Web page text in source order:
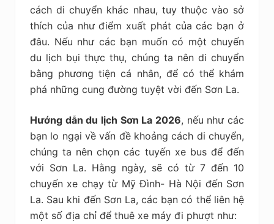
cách di chuyển khác nhau, tuy thuộc vào sở
thích của như điểm xuất phát của các bạn ở
đâu. Nếu như các bạn muốn có một chuyến
du lịch bụi thực thụ, chúng ta nên di chuyển
bằng phương tiện cá nhân, để có thể khám
phá những cung đường tuyệt vời đến Sơn La.
Hướng dẫn du lịch Sơn La 2026, nếu như các
bạn lo ngại về vấn đề khoảng cách di chuyển,
chúng ta nên chọn các tuyến xe bus để đến
với Sơn La. Hằng ngày, sẽ có từ 7 đến 10
chuyến xe chạy từ Mỹ Đình- Hà Nội đến Sơn
La. Sau khi đến Sơn La, các bạn có thể liên hệ
một số địa chỉ để thuê xe máy đi phượt như: